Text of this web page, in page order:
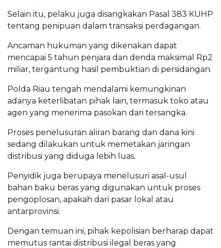
Selain itu, pelaku juga disangkakan Pasal 383 KUHP
tentang penipuan dalam transaksi perdagangan.
Ancaman hukuman yang dikenakan dapat
mencapai 5 tahun penjara dan denda maksimal Rp2
miliar, tergantung hasil pembuktian di persidangan.
Polda Riau tengah mendalami kemungkinan
adanya keterlibatan pihak lain, termasuk toko atau
agen yang menerima pasokan dari tersangka.
Proses penelusuran aliran barang dan dana kini
sedang dilakukan untuk memetakan jaringan
distribusi yang diduga lebih luas.
Penyidik juga berupaya menelusuri asal-usul
bahan baku beras yang digunakan untuk proses
pengoplosan, apakah dari pasar lokal atau
antarprovinsi.
Dengan temuan ini, pihak kepolisian berharap dapat
memutus rantai distribusi ilegal beras yang